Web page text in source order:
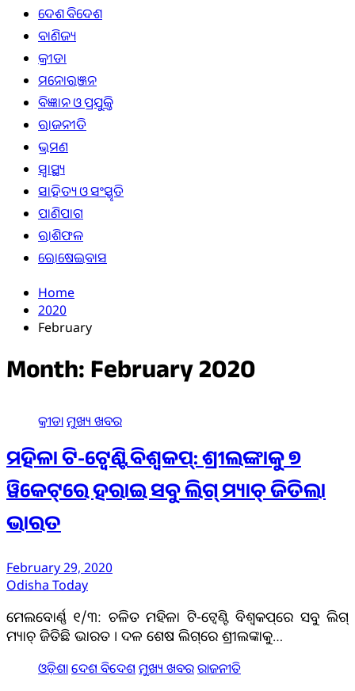
ଦେଶ ବିଦେଶ
ବାଣିଜ୍ୟ
କ୍ରୀଡା
ମନୋରଞ୍ଜନ
ବିଜ୍ଞାନ ଓ ପ୍ରଯୁକ୍ତି
ରାଜନୀତି
ଭ୍ରମଣ
ସ୍ୱାସ୍ଥ୍ୟ
ସାହିତ୍ୟ ଓ ସଂସ୍କୃତି
ପାଣିପାଗ
ରାଶିଫଳ
ରୋଷେଇବାସ
Home
2020
February
Month:February 2020
କ୍ରୀଡାମୁଖ୍ୟ ଖବର
ମହିଳା ଟି-ଟ୍ୱେଣ୍ଟି ବିଶ୍ୱକପ୍‌: ଶ୍ରୀଲଙ୍କାକୁ ୭
ୱିକେଟ୍‌ରେ ହରାଇ ସବୁ ଲିଗ୍‌ ମ୍ୟାଚ୍‌ ଜିତିଲା
ଭାରତ
February 29, 2020
Odisha Today
ମେଲବୋର୍ଣ୍ଣ ୧/୩: ଚଳିତ ମହିଳା ଟି-ଟ୍ୱେଣ୍ଟି ବିଶ୍ୱକପ୍‌ରେ ସବୁ ଲିଗ୍‌
ମ୍ୟାଚ୍‌ ଜିତିଛି ଭାରତ । ଦଳ ଶେଷ ଲିଗ୍‌ରେ ଶ୍ରୀଲଙ୍କାକୁ…
ଓଡ଼ିଶାଦେଶ ବିଦେଶ ମୁଖ୍ୟ ଖବରରାଜନୀତି